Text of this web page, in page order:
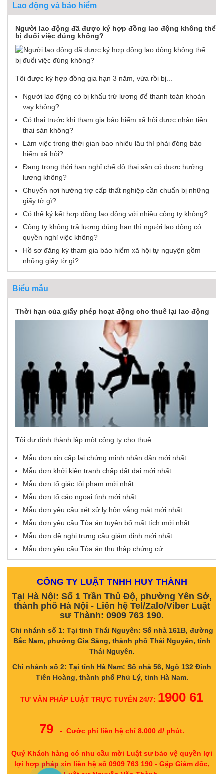
Lao động và bảo hiểm
Người lao động đã được ký hợp đồng lao động không thể
bị đuổi việc đúng không?
Tôi được ký hợp đồng gia hạn 3 năm, vừa rồi bị...
Người lao động có bị khấu trừ lương để thanh toán khoản
vay không?
Có thai trước khi tham gia bảo hiểm xã hội được nhận tiền
thai sản không?
Làm việc trong thời gian bao nhiêu lâu thì phải đóng bảo
hiểm xã hội?
Đang trong thời hạn nghỉ chế độ thai sản có được hưởng
lương không?
Chuyển nơi hưởng trợ cấp thất nghiệp cần chuẩn bị những
giấy tờ gì?
Có thể ký kết hợp đồng lao động với nhiều công ty không?
Công ty không trả lương đúng hạn thì người lao động có
quyền nghỉ việc không?
Hồ sơ đăng ký tham gia bảo hiểm xã hội tự nguyện gồm
những giấy tờ gì?
Biểu mẫu
Thời hạn của giấy phép hoạt động cho thuê lại lao động
Tôi dự định thành lập một công ty cho thuê...
Mẫu đơn xin cấp lại chứng minh nhân dân mới nhất
Mẫu đơn khởi kiện tranh chấp đất đai mới nhất
Mẫu đơn tố giác tội phạm mới nhất
Mẫu đơn tố cáo ngoại tình mới nhất
Mẫu đơn yêu cầu xét xử ly hôn vắng mặt mới nhất
Mẫu đơn yêu cầu Tòa án tuyên bố mất tích mới nhất
Mẫu đơn đề nghị trưng cầu giám định mới nhất
Mẫu đơn yêu cầu Tòa án thu thập chứng cứ
CÔNG TY LUẬT TNHH HUY THÀNH
Tại Hà Nội: Số 1 Trần Thủ Độ, phường Yên Sở,
thành phố Hà Nội - Liên hệ Tel/Zalo/Viber Luật
sư Thành: 0909 763 190.
Chi nhánh số 1: Tại tỉnh Thái Nguyên: Số nhà 161B, đường
Bắc Nam, phường Gia Sàng, thành phố Thái Nguyên, tỉnh
Thái Nguyên.
Chi nhánh số 2: Tại tỉnh Hà Nam: Số nhà 56, Ngõ 132 Đinh
Tiên Hoàng, thành phố Phủ Lý, tỉnh Hà Nam.
TƯ VẤN PHÁP LUẬT TRỰC TUYẾN 24/7: 1900 61
79 - Cước phí liên hệ chỉ 8.000 đ/ phút.
Quý Khách hàng có nhu cầu mời Luật sư bảo vệ quyền lợi
lợi hợp pháp xin liên hệ số 0909 763 190 - Gặp Giám đốc,